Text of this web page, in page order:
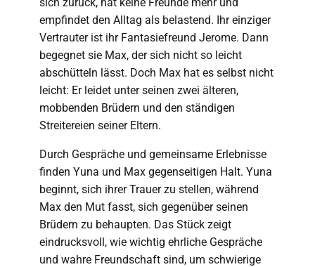
empfindet den Alltag als belastend. Ihr einziger
Vertrauter ist ihr Fantasiefreund Jerome. Dann
begegnet sie Max, der sich nicht so leicht
abschütteln lässt. Doch Max hat es selbst nicht
leicht: Er leidet unter seinen zwei älteren,
mobbenden Brüdern und den ständigen
Streitereien seiner Eltern.
Durch Gespräche und gemeinsame Erlebnisse
finden Yuna und Max gegenseitigen Halt. Yuna
beginnt, sich ihrer Trauer zu stellen, während
Max den Mut fasst, sich gegenüber seinen
Brüdern zu behaupten. Das Stück zeigt
eindrucksvoll, wie wichtig ehrliche Gespräche
und wahre Freundschaft sind, um schwierige